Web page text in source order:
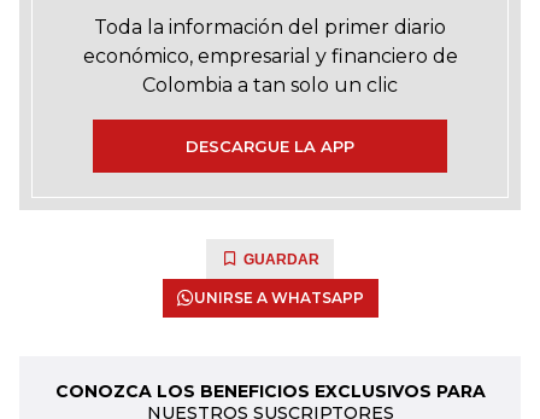
Toda la información del primer diario
económico, empresarial y financiero de
Colombia a tan solo un clic
DESCARGUE LA APP
GUARDAR
UNIRSE A WHATSAPP
CONOZCA LOS BENEFICIOS EXCLUSIVOS PARA
NUESTROS SUSCRIPTORES